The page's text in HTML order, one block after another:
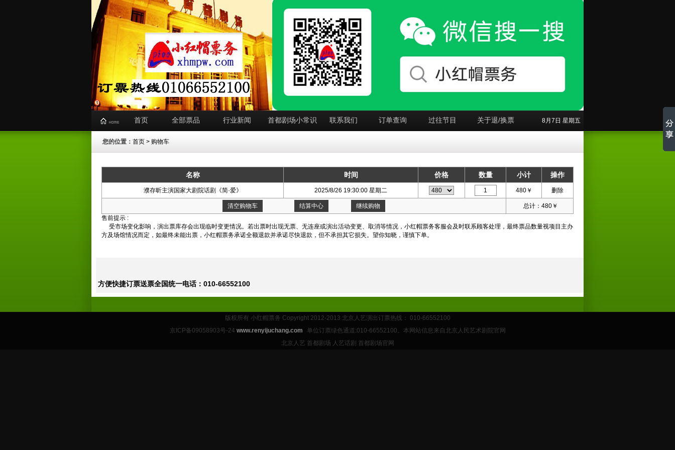
首页 全部票品 行业新闻 首都剧场小常识 联系我们 订单查询 过往节目 关于退/换票 8月7日 星期五
您的位置： 首页 > 购物车
名称 时间 价格 数量 小计 操作
濮存昕主演国家大剧院话剧《简·爱》 2025/8/26 19:30:00 星期二 480￥ 删除
清空购物车 结算中心 继续购物 总计： 480￥
售前提示 :
受市场变化影响，演出票库存会出现临时变更情况。若出票时出现无票、无连座或演出活动变更、取消等情况，小红帽票务客服会及时联系顾客处理，最终票品数量视项目主办
方及场馆情况而定，如最终未能出票，小红帽票务承诺全额退款并承诺尽快退款，但不承担其它损失。望你知晓，谨慎下单。
方便快捷订票送票全国统一电话：010-66552100
版权所有 小红帽票务 Copyright 2012-2013 北京人艺演出订票热线： 010-66552100
京ICP备09058903号-24 www.renyijuchang.com
单位订票绿色通道:010-66552100。本网站信息来自北京人民艺术剧院官网
北京人艺 首都剧场 人艺话剧 首都剧场官网